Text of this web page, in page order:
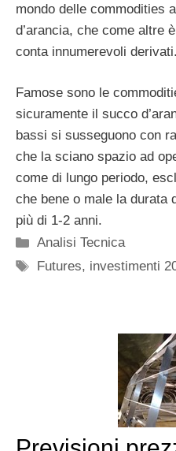
mondo delle commodities
d’arancia, che come altre
conta innumerevoli derivati.
Famose sono le
sicuramente il succo
bassi si susseguono con
che la sciano spazio ad
come di lungo periodo,
che bene o male la durata
più di 1-2 anni.
Categorie
Analisi Tecnica
Tag
Futures, investimenti